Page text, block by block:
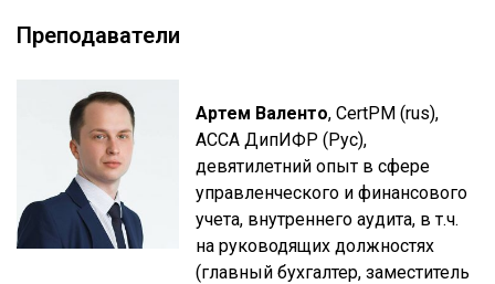
Преподаватели
Артем Валенто, CertPM (rus),
АССА ДипИФР (Рус),
девятилетний опыт в сфере
управленческого и финансового
учета, внутреннего аудита, в т.ч.
на руководящих должностях
(главный бухгалтер, заместитель